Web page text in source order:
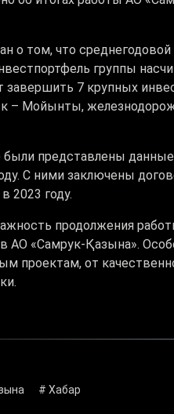
о том, что среднегодовой
группы
завершить 7 крупных
– Мойынты,
представлены
С ними заключены
2023 году.
продолжения
АО «Самрук-Қазына».
проектам, от
# Хабар